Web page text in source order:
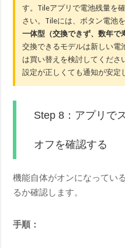
す。Tileアプリで電池残量を
さい。Tileには、ボタン電池を
一体型（交換できず、数年で
交換できるモデルは新しい電
は買い替えを検討してくださ
設定が正しくても通知が安定
Step 8：アプリで
オフを確認する
機能自体がオンになってい
るか確認します。
手順：